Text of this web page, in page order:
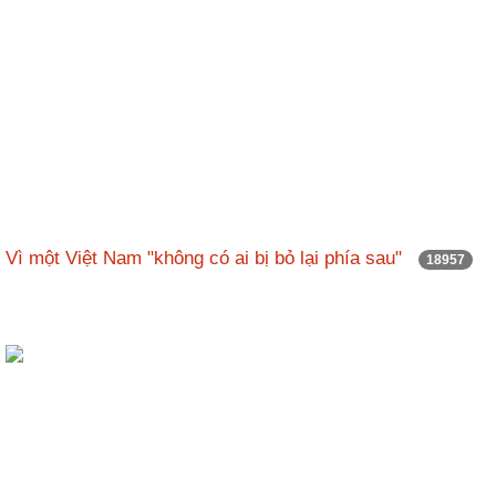
Vì một Việt Nam "không có ai bị bỏ lại phía sau" 18957